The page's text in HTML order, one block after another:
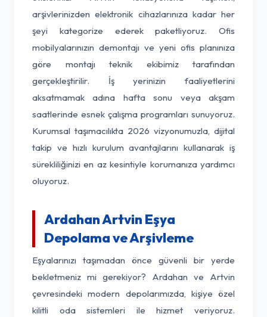
arşivlerinizden elektronik cihazlarınıza kadar her
şeyi kategorize ederek paketliyoruz. Ofis
mobilyalarınızın demontajı ve yeni ofis planınıza
göre montajı teknik ekibimiz tarafından
gerçekleştirilir. İş yerinizin faaliyetlerini
aksatmamak adına hafta sonu veya akşam
saatlerinde esnek çalışma programları sunuyoruz.
Kurumsal taşımacılıkta 2026 vizyonumuzla, dijital
takip ve hızlı kurulum avantajlarını kullanarak iş
sürekliliğinizi en az kesintiyle korumanıza yardımcı
oluyoruz.
Ardahan Artvin Eşya
Depolama ve Arşivleme
Eşyalarınızı taşımadan önce güvenli bir yerde
bekletmeniz mi gerekiyor? Ardahan ve Artvin
çevresindeki modern depolarımızda, kişiye özel
kilitli oda sistemleri ile hizmet veriyoruz.